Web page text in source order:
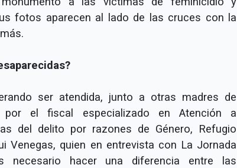
fotos aparecen al lado de las cruces con la
ser atendida, junto a otras madres de
por el fiscal especializado en Atención a
del delito por razones de Género, Refugio
Venegas, quien en entrevista con La Jornada
necesario hacer una diferencia entre las